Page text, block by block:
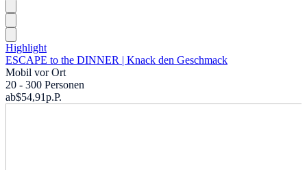
Highlight
ESCAPE to the DINNER | Knack den Geschmack
Mobil vor Ort
20 - 300 Personen
ab$54,91p.P.